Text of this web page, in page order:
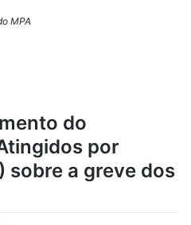
MPA
do
por
sobre a greve dos